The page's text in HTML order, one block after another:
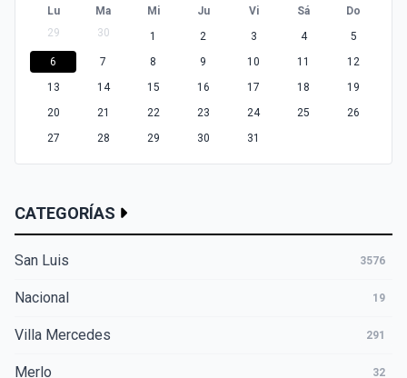
Lu Ma Mi Ju Vi Sá
Do
29
30 1 2 3 4
5
6
7 8 9 10 11
12
13
14 15 16 17 18
19
20
21 22 23 24 25
26
27
28 29 30 31
CATEGORÍAS
San Luis 3576
Nacional 19
Villa Mercedes 291
Merlo 32